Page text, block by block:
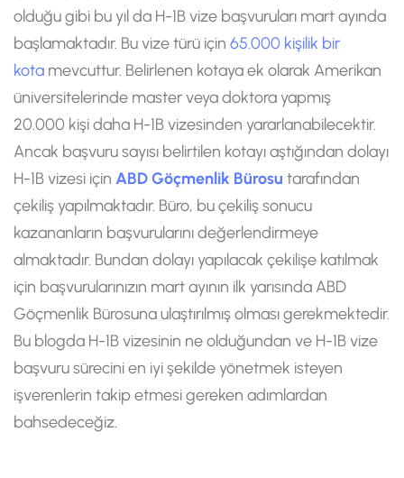
olduğu gibi bu yıl da H-1B vize başvuruları mart ayında
başlamaktadır. Bu vize türü için 65.000 kişilik bir
kota mevcuttur. Belirlenen kotaya ek olarak Amerikan
üniversitelerinde master veya doktora yapmış
20.000 kişi daha H-1B vizesinden yararlanabilecektir.
Ancak başvuru sayısı belirtilen kotayı aştığından dolayı
H-1B vizesi için ABD Göçmenlik Bürosu tarafından
çekiliş yapılmaktadır. Büro, bu çekiliş sonucu
kazananların başvurularını değerlendirmeye
almaktadır. Bundan dolayı yapılacak çekilişe katılmak
için başvurularınızın mart ayının ilk yarısında ABD
Göçmenlik Bürosuna ulaştırılmış olması gerekmektedir.
Bu blogda H-1B vizesinin ne olduğundan ve H-1B vize
başvuru sürecini en iyi şekilde yönetmek isteyen
işverenlerin takip etmesi gereken adımlardan
bahsedeceğiz.